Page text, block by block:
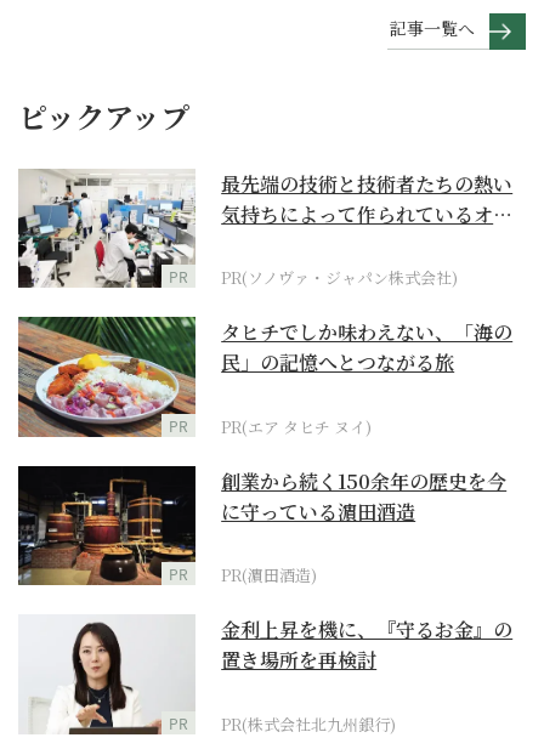
記事一覧へ
ピックアップ
PR
最先端の技術と技術者たちの熱い
気持ちによって作られているオー
PR(ソノヴァ・ジャパン株式会社)
PR
タヒチでしか味わえない、「海の
民」の記憶へとつながる旅
PR(エア タヒチ ヌイ)
PR
創業から続く150余年の歴史を今
に守っている濵田酒造
PR(濵田酒造)
PR
金利上昇を機に、『守るお金』の
置き場所を再検討
PR(株式会社北九州銀行)